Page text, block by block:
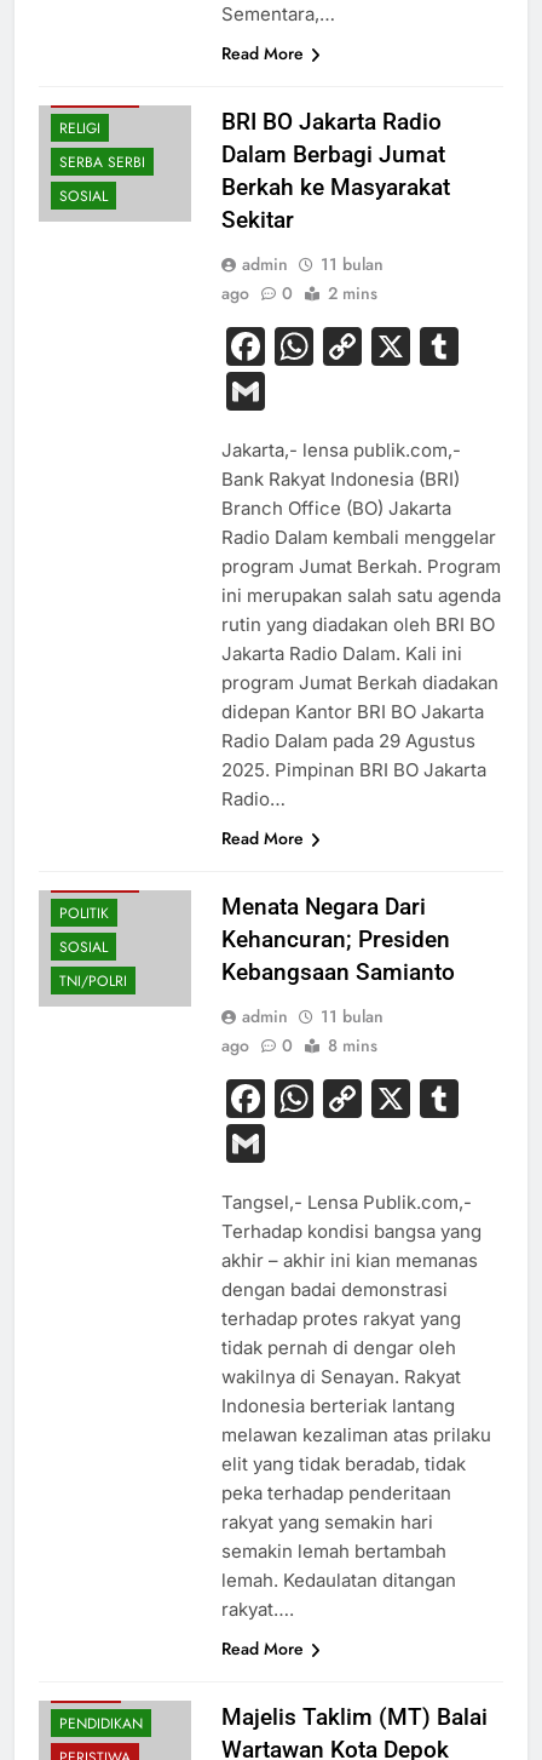
Sementara,…
Read More
RELIGI
SERBA SERBI
SOSIAL
BRI BO Jakarta Radio
Dalam Berbagi Jumat
Berkah ke Masyarakat
Sekitar
admin
11 bulan
ago
0 2 mins
Facebook
WhatsApp
Copy
X
Gmail
Jakarta,- lensa publik.com,-
Bank Rakyat Indonesia (BRI)
Branch Office (BO) Jakarta
Radio Dalam kembali menggelar
program Jumat Berkah. Program
ini merupakan salah satu agenda
rutin yang diadakan oleh BRI BO
Jakarta Radio Dalam. Kali ini
program Jumat Berkah diadakan
didepan Kantor BRI BO Jakarta
Radio Dalam pada 29 Agustus
2025. Pimpinan BRI BO Jakarta
Radio…
Read More
POLITIK
SOSIAL
TNI/POLRI
Menata Negara Dari
Kehancuran; Presiden
Kebangsaan Samianto
admin
11 bulan
ago
0 8 mins
Facebook
WhatsApp
Copy
X
Gmail
Tangsel,- Lensa Publik.com,-
Terhadap kondisi bangsa yang
akhir – akhir ini kian memanas
dengan badai demonstrasi
terhadap protes rakyat yang
tidak pernah di dengar oleh
wakilnya di Senayan. Rakyat
Indonesia berteriak lantang
melawan kezaliman atas prilaku
elit yang tidak beradab, tidak
peka terhadap penderitaan
rakyat yang semakin hari
semakin lemah bertambah
lemah. Kedaulatan ditangan
rakyat….
Read More
PENDIDIKAN
Majelis Taklim (MT) Balai
Wartawan Kota Depok